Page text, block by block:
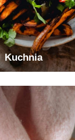
Kuchnia